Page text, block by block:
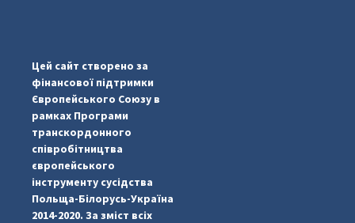
Цей сайт створено за
фінансової підтримки
Європейського Союзу в
рамках Програми
транскордонного
співробітництва
європейського
інструменту сусідства
Польща-Білорусь-Україна
2014-2020. За зміст всіх